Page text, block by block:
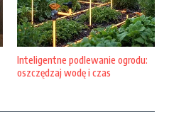
Inteligentne podlewanie ogrodu:
oszczędzaj wodę i czas